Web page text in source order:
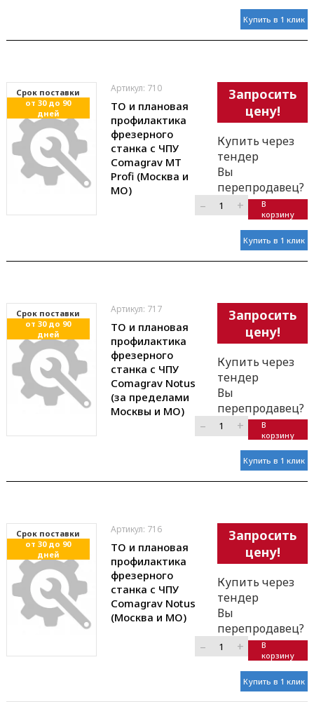
Купить в 1 клик
Cрок поставки
от 30 до 90
дней
Артикул: 710
ТО и плановая
профилактика
фрезерного
станка с ЧПУ
Comagrav MT
Profi (Москва и
МО)
Запросить
цену!
Купить через
тендер
Вы
перепродавец?
–
+
В
корзину
Купить в 1 клик
Cрок поставки
от 30 до 90
дней
Артикул: 717
ТО и плановая
профилактика
фрезерного
станка с ЧПУ
Comagrav Notus
(за пределами
Москвы и МО)
Запросить
цену!
Купить через
тендер
Вы
перепродавец?
–
+
В
корзину
Купить в 1 клик
Cрок поставки
от 30 до 90
дней
Артикул: 716
ТО и плановая
профилактика
фрезерного
станка с ЧПУ
Comagrav Notus
(Москва и МО)
Запросить
цену!
Купить через
тендер
Вы
перепродавец?
–
+
В
корзину
Купить в 1 клик